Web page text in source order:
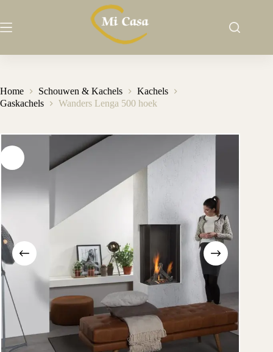
de
Home Schouwen & Kachels
Kachels
Gaskachels
Wanders Lenga 500 hoek